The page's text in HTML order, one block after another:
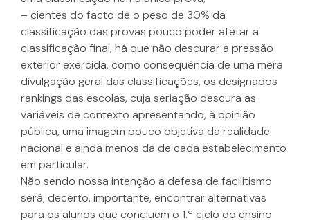
– cientes do facto de o peso de 30% da
classificação das provas pouco poder afetar a
classificação final, há que não descurar a pressão
exterior exercida, como consequência de uma mera
divulgação geral das classificações, os designados
rankings das escolas, cuja seriação descura as
variáveis de contexto apresentando, à opinião
pública, uma imagem pouco objetiva da realidade
nacional e ainda menos da de cada estabelecimento
em particular.
Não sendo nossa intenção a defesa de facilitismo
será, decerto, importante, encontrar alternativas
para os alunos que concluem o 1.º ciclo do ensino